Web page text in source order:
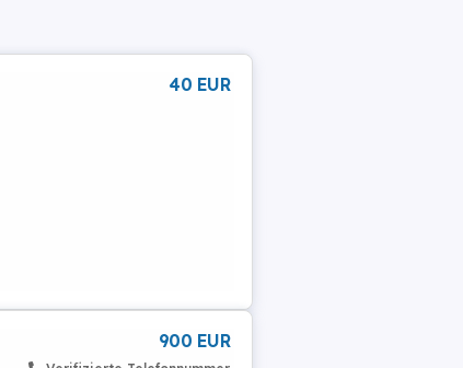
40 EUR
900 EUR